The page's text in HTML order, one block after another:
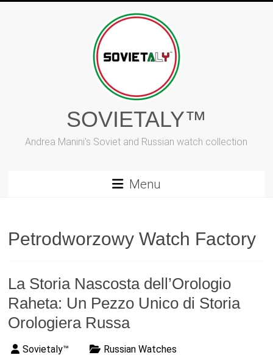
SOVIETALY™
Andrea Manini's Soviet and Russian watch collection
Menu
Petrodworzowy Watch Factory
La Storia Nascosta dell’Orologio
Raheta: Un Pezzo Unico di Storia
Orologiera Russa
Sovietaly™ Russian Watches